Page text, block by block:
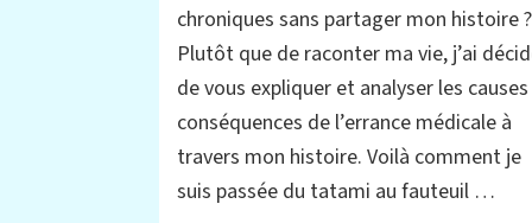
et
conséquences
de
l’errance
médicale
à
travers
mon
chroniques sans partager mon histoire ?
Plutôt que de raconter ma vie, j’ai
de vous expliquer et analyser les
conséquences de l’errance médicale à
travers mon histoire. Voilà comment je
suis passée du tatami au fauteuil …